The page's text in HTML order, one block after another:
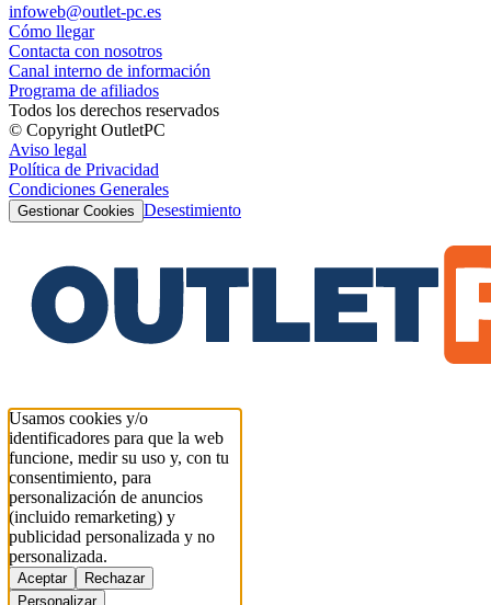
infoweb@outlet-pc.es
Cómo llegar
Contacta con nosotros
Canal interno de información
Programa de afiliados
Todos los derechos reservados
© Copyright OutletPC
Aviso legal
Política de Privacidad
Condiciones Generales
Gestionar Cookies Desestimiento
Usamos cookies y/o
identificadores para que la web
funcione, medir su uso y, con tu
consentimiento, para
personalización de anuncios
(incluido remarketing) y
publicidad personalizada y no
personalizada.
Aceptar
Rechazar
Personalizar